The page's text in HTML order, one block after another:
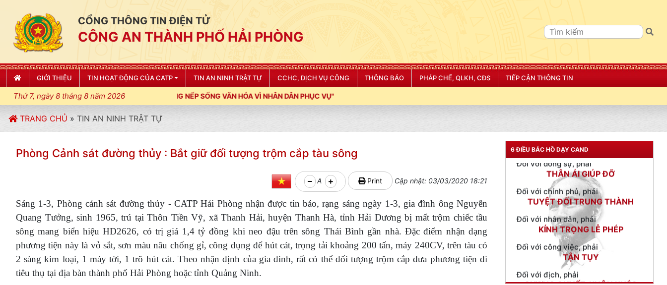
CỔNG THÔNG TIN ĐIỆN TỬ
CÔNG AN THÀNH PHỐ HẢI PHÒNG
GIỚI THIỆU TIN HOẠT ĐỘNG CỦA CATP TIN AN NINH TRẬT TỰ CCHC, DỊCH VỤ CÔNG THÔNG BÁO PHÁP CHẾ, QLKH, CĐS TIẾP CẬN THÔNG TIN
Thứ 7, ngày 8 tháng 8 năm 2026
ĐIỀU LỆNH; XÂY DỰNG NẾP SỐNG VĂN HÓA VÌ NHÂN DÂN PHỤC VỤ"
TRANG CHỦ » TIN AN NINH TRẬT TỰ
Phòng Cảnh sát đường thủy : Bắt giữ đối tượng trộm cắp tàu sông
A Print Cập nhật: 03/03/2020 18:21
Sáng 1-3, Phòng cảnh sát đường thủy - CATP Hải Phòng nhận được tin báo, rạng sáng ngày 1-3, gia đình ông Nguyễn
Quang Tưởng, sinh 1965, trú tại Thôn Tiền Vỹ, xã Thanh Hải, huyện Thanh Hà, tỉnh Hải Dương bị mất trộm chiếc tầu
sông mang biển hiệu HD2626, có trị giá 1,4 tỷ đồng khi neo đậu trên sông Thái Bình gần nhà. Đặc điểm nhận dạng
phương tiện này là vỏ sắt, sơn màu nâu chống gỉ, công dụng để hút cát, trọng tải khoảng 200 tấn, máy 240CV, trên tàu có
2 sàng kim loại, 1 máy tời, 1 trõ hút cát. Theo nhận định của gia đình, rất có thể đối tượng trộm cắp đưa phương tiện đi
tiêu thụ tại địa bàn thành phố Hải Phòng hoặc tỉnh Quảng Ninh.
6 ĐIỀU BÁC HỒ DẠY CAND
TƯ CÁCH
NGƯỜI CÔNG AN CÁCH MỆNH LÀ:
THÂN ÁI GIÚP ĐỠ
Đối với chính phủ, phải
TUYỆT ĐỐI TRUNG THÀNH
Đối với nhân dân, phải
KÍNH TRỌNG LỄ PHÉP
Đối với công việc, phải
TẬN TỤY
Đối với địch, phải
CƯƠNG QUYẾT, KHÔN KHÉO
Trích thư Chủ tịch Hồ Chí Minh